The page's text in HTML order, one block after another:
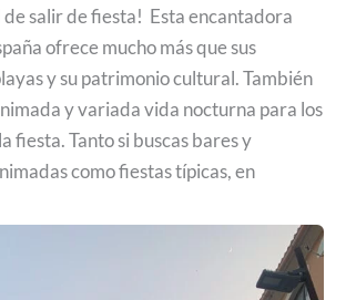
salir de fiesta! Esta encantadora
ofrece mucho más que sus
y su patrimonio cultural. También
y variada vida nocturna para los
fiesta. Tanto si buscas bares y
como fiestas típicas, en